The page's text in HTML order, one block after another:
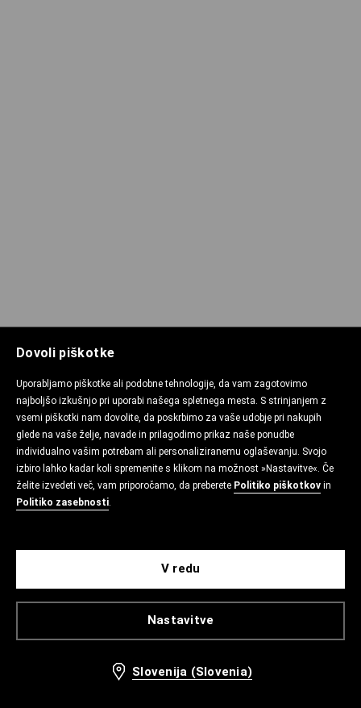
Dovoli piškotke
Uporabljamo piškotke ali podobne tehnologije, da vam zagotovimo
najboljšo izkušnjo pri uporabi našega spletnega mesta. S strinjanjem z
vsemi piškotki nam dovolite, da poskrbimo za vaše udobje pri nakupih
glede na vaše želje, navade in prilagodimo prikaz naše ponudbe
individualno vašim potrebam ali personaliziranemu oglaševanju. Svojo
izbiro lahko kadar koli spremenite s klikom na možnost »Nastavitve«. Če
želite izvedeti več, vam priporočamo, da preberete Politiko piškotkov in
Politiko zasebnosti.
Nastavitve
V redu
Slovenija (Slovenia)